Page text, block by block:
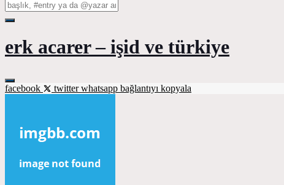
erk acarer – işid ve türkiye
facebook twitterwhatsapp bağlantıyı kopyala